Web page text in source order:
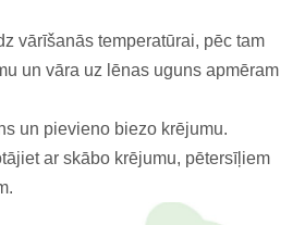
vārīšanās temperatūrai, pēc tam
un vāra uz lēnas uguns apmēram
un pievieno biezo krējumu.
ar skābo krējumu, pētersīļiem